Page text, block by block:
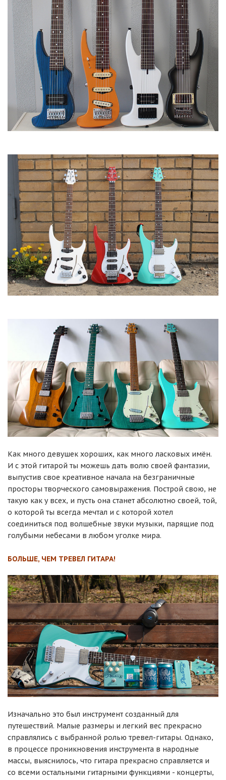
Как много девушек хороших, как много ласковых имён.
И с этой гитарой ты можешь дать волю своей фантазии,
выпустив свое креативное начала на безграничные
просторы творческого самовыражения. Построй свою, не
такую как у всех, и пусть она станет абсолютно своей, той,
о которой ты всегда мечтал и с которой хотел
соединиться под волшебные звуки музыки, парящие под
голубыми небесами в любом уголке мира.
БОЛЬШЕ, ЧЕМ ТРЕВЕЛ ГИТАРА!
Изначально это был инструмент созданный для
путешествий. Малые размеры и легкий вес прекрасно
справлялись с выбранной ролью тревел-гитары. Однако,
в процессе проникновения инструмента в народные
массы, выяснилось, что гитара прекрасно справляется и
со всеми остальными гитарными функциями - концерты,